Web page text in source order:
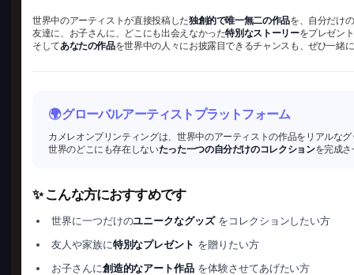
世界中のアーティストが直接投稿した独創的で唯一無二の作品を、自分だけ
友達に、お子さんに、どこにも出会えなかった特別なストーリーをプレゼン
そしてあなたの作品を世界中の人々にお披露目できるチャンスも、ぜひ一緒
🌍 グローバルアーティストプラットフォーム
カメレオンプリンティングは、世界中のアーティストの作品をリアルな
世界のどこにも存在しないたった一つの自分だけのコレクションを完成
✨ こんな方におすすめです
世界に一つだけのユニークなグッズ をコレクションしたい方
友人や家族に特別なプレゼント を贈りたい方
お子さんに創造的なアート作品 を体験させてあげたい方